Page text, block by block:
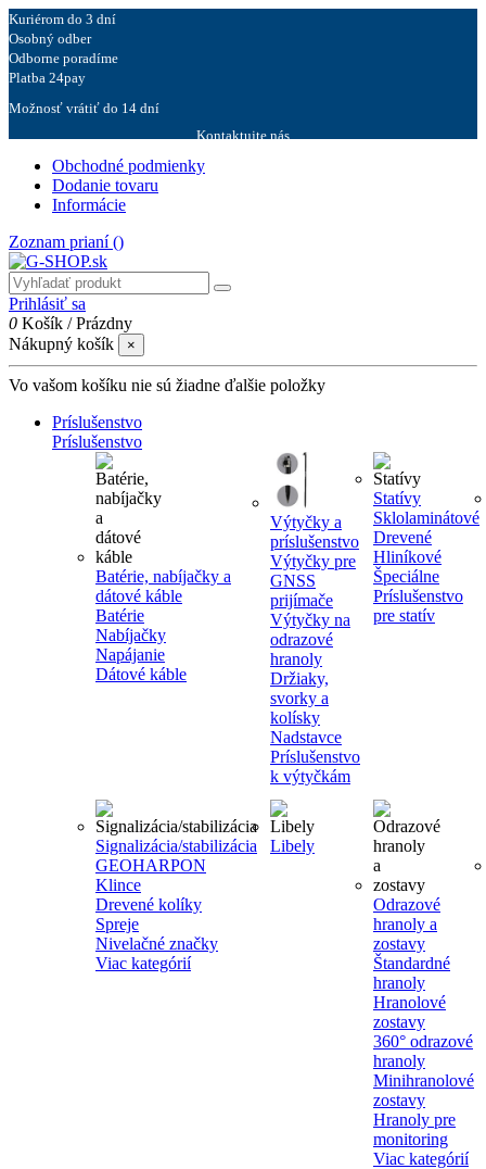
Kuriérom do 3 dní
Osobný odber
Odborne poradíme
Platba 24pay
Možnosť vrátiť do 14 dní
Kontaktujte nás
Obchodné podmienky
Dodanie tovaru
Informácie
Zoznam prianí ()
Prihlásiť sa
0 Košík /Prázdny
Nákupný košík
×
Vo vašom košíku nie sú žiadne ďalšie položky
Príslušenstvo
Príslušenstvo
Batérie, nabíjačky a
dátové káble
Batérie
Nabíjačky
Napájanie
Dátové káble
Výtyčky a
príslušenstvo
Výtyčky pre
GNSS
prijímače
Výtyčky na
odrazové
hranoly
Držiaky,
svorky a
kolísky
Nadstavce
Príslušenstvo
k výtyčkám
Statívy
Sklolaminátové
Drevené
Hliníkové
Špeciálne
Príslušenstvo
pre statív
Signalizácia/stabilizácia
GEOHARPON
Klince
Drevené kolíky
Spreje
Nivelačné značky
Viac kategórií
Libely
Odrazové
hranoly a
zostavy
Štandardné
hranoly
Hranolové
zostavy
360° odrazové
hranoly
Minihranolové
zostavy
Hranoly pre
monitoring
Viac kategórií